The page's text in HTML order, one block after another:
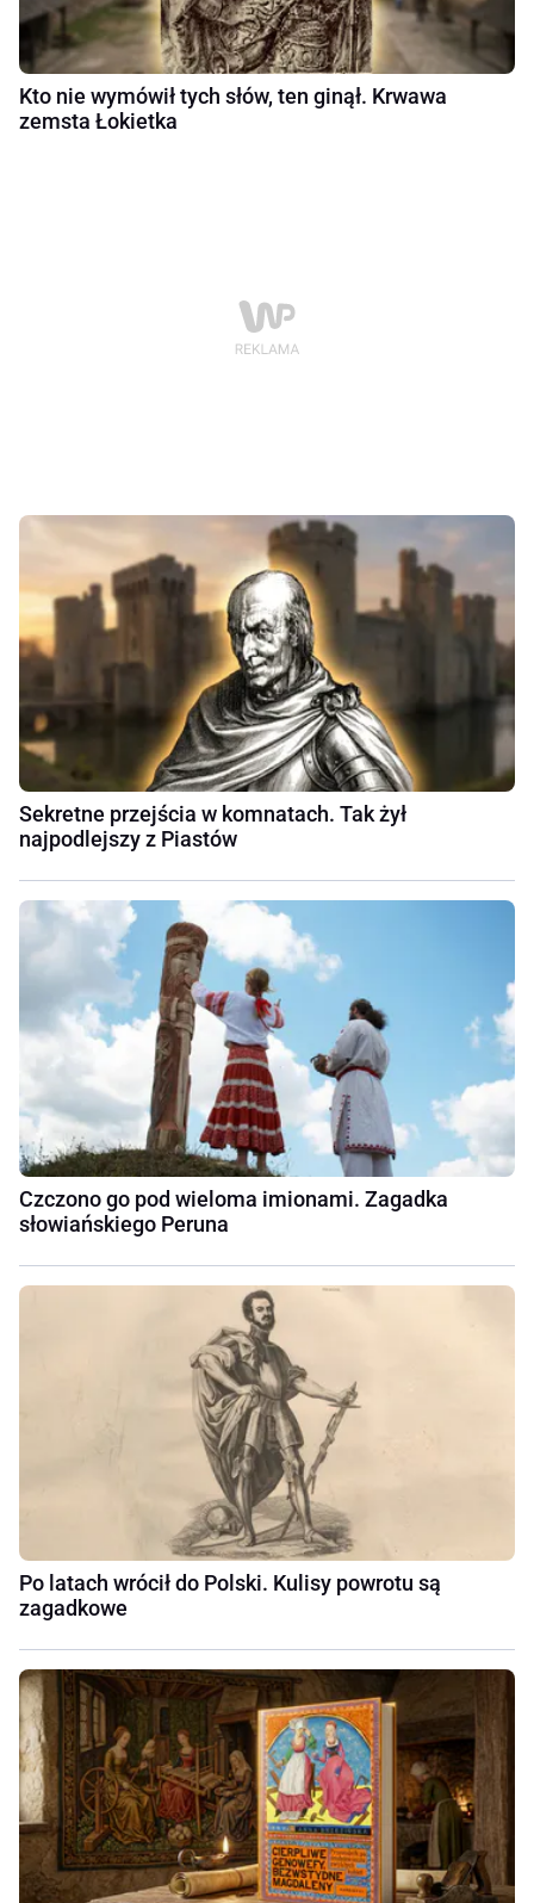
Kto nie wymówił tych słów, ten ginął. Krwawa
zemsta Łokietka
Sekretne przejścia w komnatach. Tak żył
najpodlejszy z Piastów
Czczono go pod wieloma imionami. Zagadka
słowiańskiego Peruna
Po latach wrócił do Polski. Kulisy powrotu są
zagadkowe